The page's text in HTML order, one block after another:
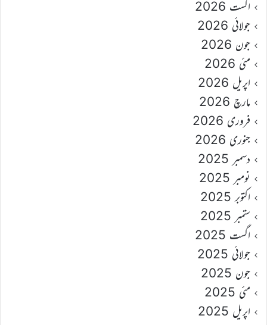
اگست 2026
جولائی 2026
جون 2026
مئی 2026
اپریل 2026
مارچ 2026
فروری 2026
جنوری 2026
دسمبر 2025
نومبر 2025
اکتوبر 2025
ستمبر 2025
اگست 2025
جولائی 2025
جون 2025
مئی 2025
اپریل 2025